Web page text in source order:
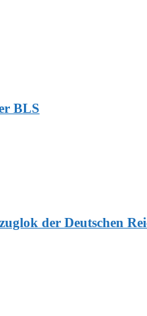
BLS
der Deutschen